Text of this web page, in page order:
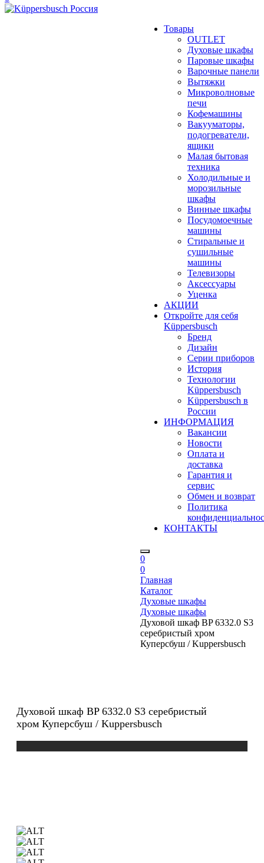
Товары
OUTLET
Духовые шкафы
Паровые шкафы
Варочные панели
Вытяжки
Микроволновые
печи
Кофемашины
Вакууматоры,
подогреватели,
ящики
Малая бытовая
техника
Холодильные и
морозильные
шкафы
Винные шкафы
Посудомоечные
машины
Стиральные и
сушильные
машины
Телевизоры
Аксессуары
Уценка
АКЦИИ
Откройте для себя
Küppersbusch
Бренд
Дизайн
Серии приборов
История
Технологии
Küppersbusch
Küppersbusch в
России
ИНФОРМАЦИЯ
Вакансии
Новости
Оплата и
доставка
Гарантия и
сервис
Обмен и возврат
Политика
КОНТАКТЫ
0
0
Главная
Каталог
Духовые шкафы
Духовые шкафы
Духовой шкаф BP 6332.0 S3
серебристый хром
Куперсбуш / Kuppersbusch
Духовой шкаф BP 6332.0 S3 серебристый
хром Куперсбуш / Kuppersbusch